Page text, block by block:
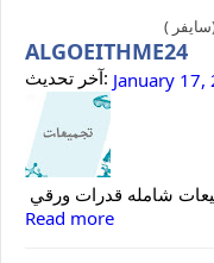
)
ALGOEITHME24
آخر تحديث: January 17,
Read more